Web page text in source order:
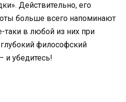
Действительно, его
больше всего напоминают
таки в любой из них при
философский
и убедитесь!